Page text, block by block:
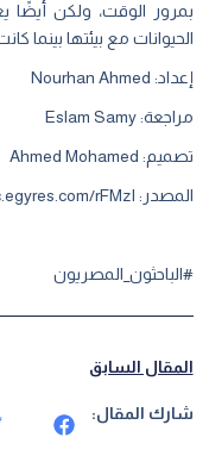
بمرور الوقت، ولكن أيضًا
الحيوانات مع بيئتها بينما
إعداد: Nourhan Ahmed
مراجعة: Eslam Samy
تصميم: Ahmed Mohamed
المصدر: rFMzI
#الباحثون_المصريون
المقال السابق
شارك المقال: